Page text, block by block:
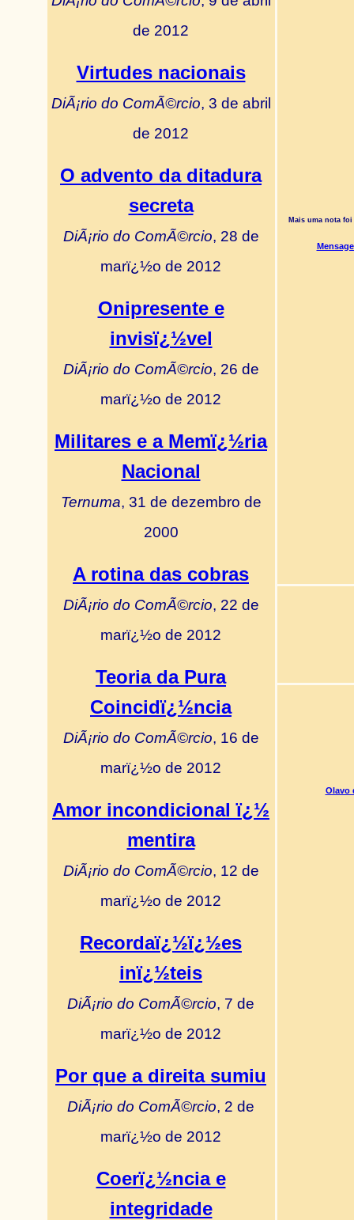
de 2012
Virtudes nacionais
DiÃ¡rio do ComÃ©rcio, 3 de abril
de 2012
O advento da ditadura
secreta
DiÃ¡rio do ComÃ©rcio, 28 de
marï¿½o de 2012
Onipresente e
invisï¿½vel
DiÃ¡rio do ComÃ©rcio, 26 de
marï¿½o de 2012
Militares e a Memï¿½ria
Nacional
Ternuma, 31 de dezembro de
2000
A rotina das cobras
DiÃ¡rio do ComÃ©rcio, 22 de
marï¿½o de 2012
Teoria da Pura
Coincidï¿½ncia
DiÃ¡rio do ComÃ©rcio, 16 de
marï¿½o de 2012
Amor incondicional ï¿½
mentira
DiÃ¡rio do ComÃ©rcio, 12 de
marï¿½o de 2012
Recordaï¿½ï¿½es
inï¿½teis
DiÃ¡rio do ComÃ©rcio, 7 de
marï¿½o de 2012
Por que a direita sumiu
DiÃ¡rio do ComÃ©rcio, 2 de
marï¿½o de 2012
Coerï¿½ncia e
integridade
Mais uma nota
Olavo